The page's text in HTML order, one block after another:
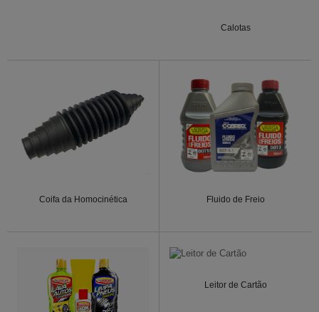
Calotas
Coifa da Homocinética Fluido de Freio
Leitor de Cartão